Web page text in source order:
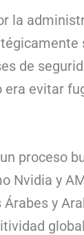
la
de
evitar
proceso
Nvidia y
y